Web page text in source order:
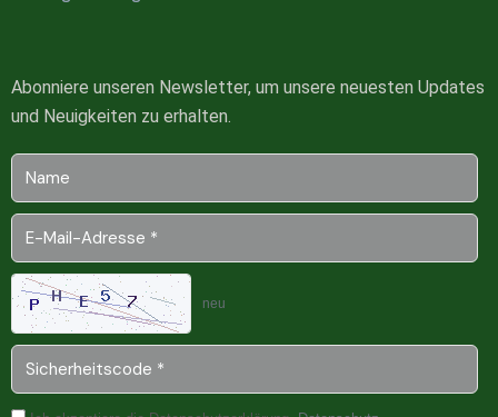
Abonniere unseren Newsletter, um unsere neuesten Updates
und Neuigkeiten zu erhalten.
neu